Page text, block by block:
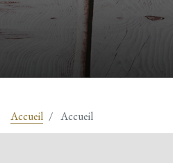
Accueil Accueil